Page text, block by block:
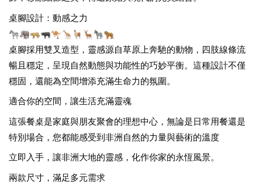
桌腳設計：動感之力
桌腳採用雙叉造型，靈感源自草原上奔馳的動物，四肢線條流
暢且穩定，呈現自然動態與功能性的巧妙平衡。這種設計不僅
穩固，還能為空間增添充滿生命力的氛圍。
適合你的空間，讓生活充滿靈魂
這張餐桌是家庭與朋友聚會的理想中心，無論是日常用餐還是
特別場合，您都能感受到非洲自然的力量與藝術的溫度
立即入手，讓非洲大地的靈感，化作你家的永恆風景。
兩款尺寸，滿足多元需求